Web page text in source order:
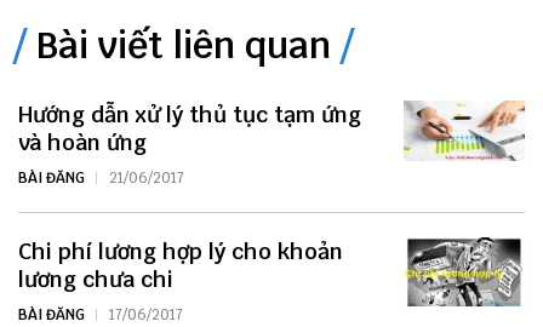
Bài viết liên quan
Hướng dẫn xử lý thủ tục tạm ứng
và hoàn ứng
BÀI ĐĂNG 21/06/2017
Chi phí lương hợp lý cho khoản
lương chưa chi
BÀI ĐĂNG 17/06/2017